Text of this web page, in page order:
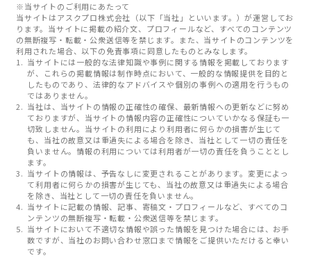
※当サイトのご利用にあたって
当サイトはアスクプロ株式会社（以下「当社」といいます。）が運営してお
ります。当サイトに掲載の紹介文、プロフィールなど、すべてのコンテンツ
の無断複写・転載・公衆送信等を禁じます。また、当サイトのコンテンツを
利用された場合、以下の免責事項に同意したものとみなします。
当サイトには一般的な法律知識や事例に関する情報を掲載しております
が、これらの掲載情報は制作時点において、一般的な情報提供を目的と
したものであり、法律的なアドバイスや個別の事例への適用を行うもの
ではありません。
当社は、当サイトの情報の正確性の確保、最新情報への更新などに努め
ておりますが、当サイトの情報内容の正確性についていかなる保証も一
切致しません。当サイトの利用により利用者に何らかの損害が生じて
も、当社の故意又は重過失による場合を除き、当社として一切の責任を
負いません。情報の利用については利用者が一切の責任を負うこととし
ます。
当サイトの情報は、予告なしに変更されることがあります。変更によっ
て利用者に何らかの損害が生じても、当社の故意又は重過失による場合
を除き、当社として一切の責任を負いません。
当サイトに記載の情報、記事、寄稿文・プロフィールなど、すべてのコ
ンテンツの無断複写・転載・公衆送信等を禁じます。
当サイトにおいて不適切な情報や誤った情報を見つけた場合には、お手
数ですが、当社のお問い合わせ窓口まで情報をご提供いただけると幸い
です。